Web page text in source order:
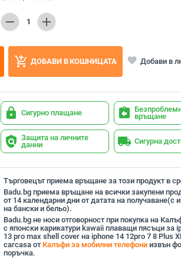
remove 1 add
add_shopping_cart ДОБАВИ В КОШНИЦАТА favorite Добави в
lock Сигурно плащане assignment_return връщане
policy Защита на личните
данни
local_shipping Сигурна
Търговецът приема връщане за този продукт в
Badu.bg приема връщане на всички закупени
от 14 календарни дни от датата на получаване(с
на бански и бельо).
Badu.bg не носи отговорност при покупка на
с японски карикатури kawaii плаващи пясъци за
13 pro max shell cover на iphone 14 12pro 7 8 Plus
carcasa от Калъфи за мобилни телефониизвън
поръчка.